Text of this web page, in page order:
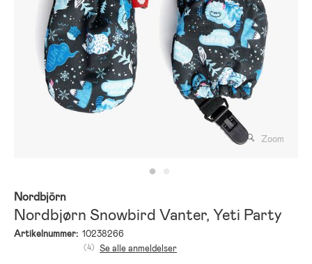
Zoom
Nordbjörn
Nordbjørn Snowbird Vanter, Yeti Party
Artikelnummer: 10238266
(4) Se alle anmeldelser